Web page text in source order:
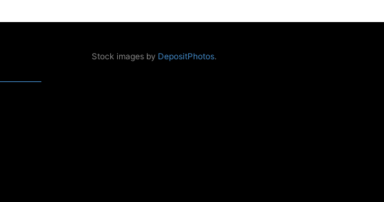
zapisaStock images by DepositPhotos.